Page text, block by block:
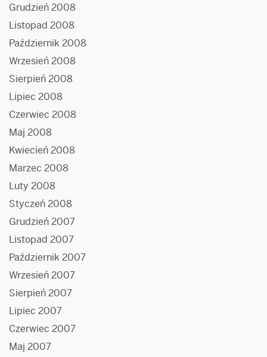
Grudzień 2008
Listopad 2008
Październik 2008
Wrzesień 2008
Sierpień 2008
Lipiec 2008
Czerwiec 2008
Maj 2008
Kwiecień 2008
Marzec 2008
Luty 2008
Styczeń 2008
Grudzień 2007
Listopad 2007
Październik 2007
Wrzesień 2007
Sierpień 2007
Lipiec 2007
Czerwiec 2007
Maj 2007